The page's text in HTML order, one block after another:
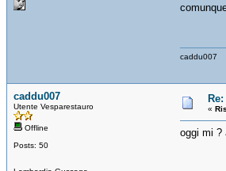
caddu007
caddu007
Utente Vesparestauro
Offline
Posts: 50
«
oggi mi ?